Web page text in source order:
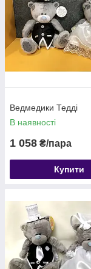
Ведмедики Тедді
В наявності
1 058 ₴/пара
Купити